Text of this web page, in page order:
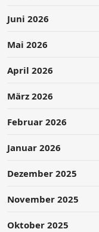
Juni 2026
Mai 2026
April 2026
März 2026
Februar 2026
Januar 2026
Dezember 2025
November 2025
Oktober 2025